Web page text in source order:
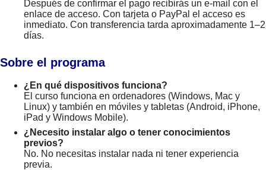
Después de confirmar el pago recibirás un e-mail con el
enlace de acceso. Con tarjeta o PayPal el acceso es
inmediato. Con transferencia tarda aproximadamente 1–2
días.
Sobre el programa
¿En qué dispositivos funciona?
El curso funciona en ordenadores (Windows, Mac y
Linux) y también en móviles y tabletas (Android, iPhone,
iPad y Windows Mobile).
¿Necesito instalar algo o tener conocimientos
previos?
No. No necesitas instalar nada ni tener experiencia
previa.